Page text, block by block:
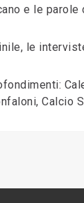
e le parole
le
Calcio